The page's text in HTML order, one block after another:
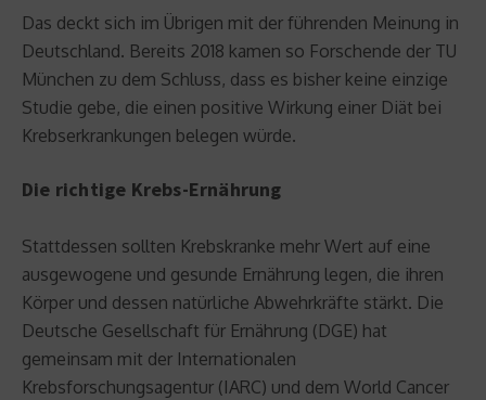
Das deckt sich im Übrigen mit der führenden Meinung in
Deutschland. Bereits 2018 kamen so Forschende der TU
München zu dem Schluss, dass es bisher keine einzige
Studie gebe, die einen positive Wirkung einer Diät bei
Krebserkrankungen belegen würde.
Die richtige Krebs-Ernährung
Stattdessen sollten Krebskranke mehr Wert auf eine
ausgewogene und gesunde Ernährung legen, die ihren
Körper und dessen natürliche Abwehrkräfte stärkt. Die
Deutsche Gesellschaft für Ernährung (DGE) hat
gemeinsam mit der Internationalen
Krebsforschungsagentur (IARC) und dem World Cancer